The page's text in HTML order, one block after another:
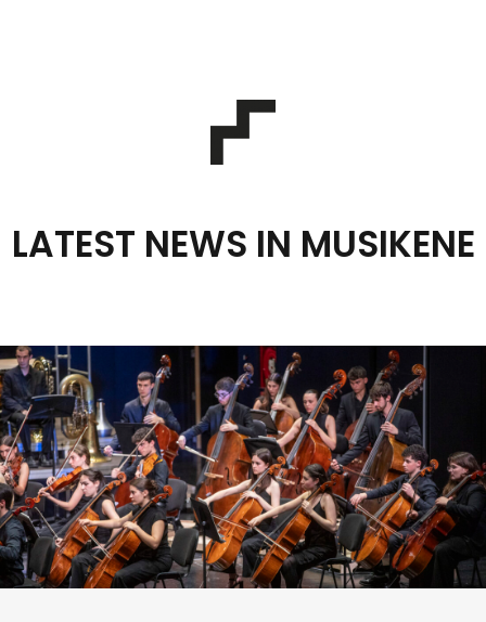
LATEST NEWS IN MUSIKENE